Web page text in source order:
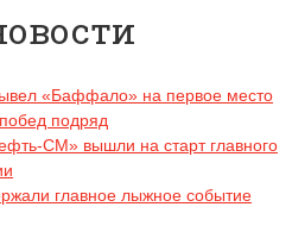
«Баффало» на первое место
подряд
СМ» вышли на старт главного
главное лыжное событие